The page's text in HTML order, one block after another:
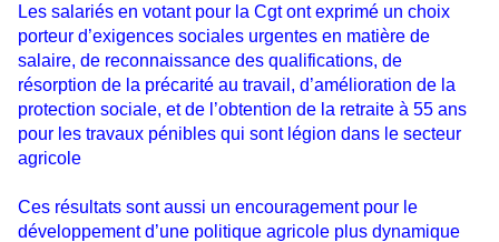
Les salariés en votant pour la Cgt ont exprimé un choix
porteur d’exigences sociales urgentes en matière de
salaire, de reconnaissance des qualifications, de
résorption de la précarité au travail, d’amélioration de la
protection sociale, et de l’obtention de la retraite à 55 ans
pour les travaux pénibles qui sont légion dans le secteur
agricole
Ces résultats sont aussi un encouragement pour le
développement d’une politique agricole plus dynamique